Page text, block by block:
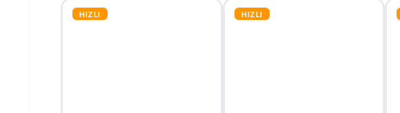
HIZLI HIZLI